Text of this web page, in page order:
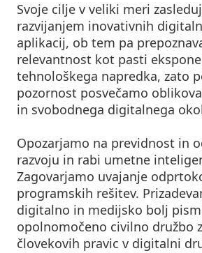
Svoje cilje v veliki meri
razvijanjem inovativnih
aplikacij, ob tem pa
relevantnost kot pasti
tehnološkega napredka, zato
pozornost posvečamo
in svobodnega digitalnega
Opozarjamo na previdnost in
razvoju in rabi umetne
Zagovarjamo uvajanje
programskih rešitev.
digitalno in medijsko bolj
opolnomočeno civilno družbo
človekovih pravic v digitalni